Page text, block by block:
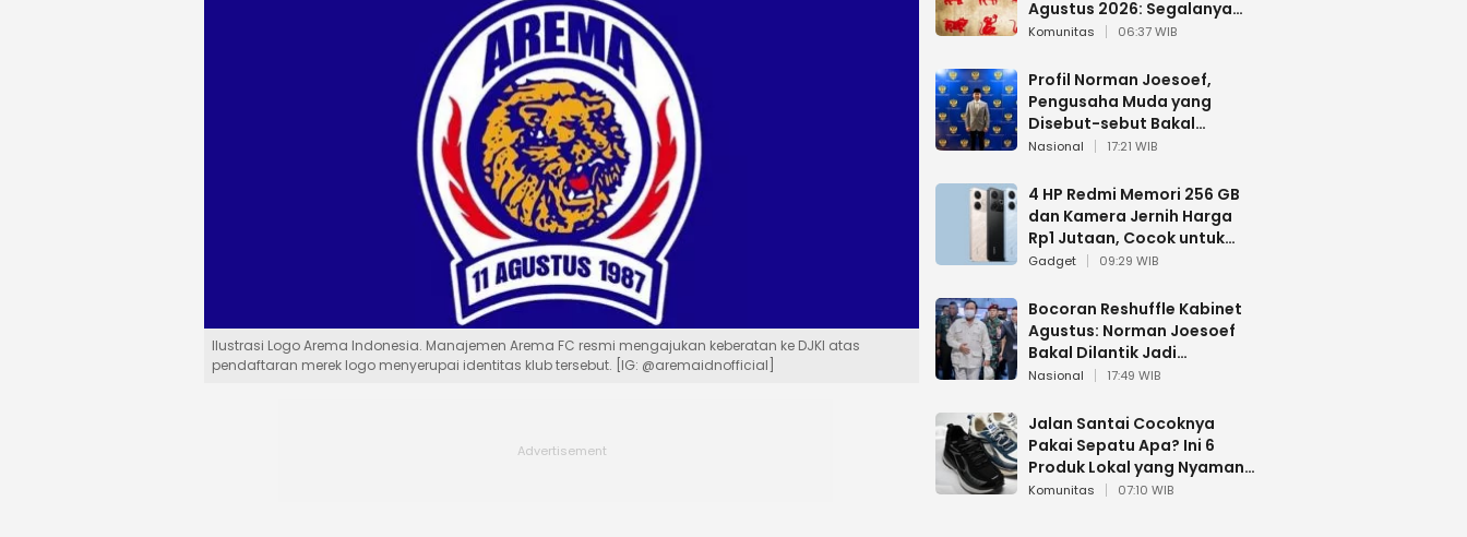
Ilustrasi Logo Arema Indonesia. Manajemen Arema FC resmi mengajukan keberatan ke DJKI atas
pendaftaran merek logo menyerupai identitas klub tersebut. [IG: @aremaidnofficial]
Agustus 2026: Segalanya
Berjalan Lancar
Komunitas 06:37 WIB
Profil Norman Joesoef,
Pengusaha Muda yang
Disebut-sebut Bakal
Dilantik Jadi Wamenhan RI
Nasional 17:21 WIB
4 HP Redmi Memori 256 GB
dan Kamera Jernih Harga
Rp1 Jutaan, Cocok untuk
Multitasking
Gadget 09:29 WIB
Bocoran Reshuffle Kabinet
Agustus: Norman Joesoef
Bakal Dilantik Jadi
Wamenhan RI
Nasional 17:49 WIB
Jalan Santai Cocoknya
Pakai Sepatu Apa? Ini 6
Produk Lokal yang Nyaman
Buat 17 Agustusan
Komunitas 07:10 WIB